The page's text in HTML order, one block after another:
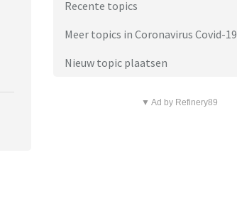
Recente topics
Meer topics in Coronavirus Covid-19
Nieuw topic plaatsen
▼ Ad by Refinery89